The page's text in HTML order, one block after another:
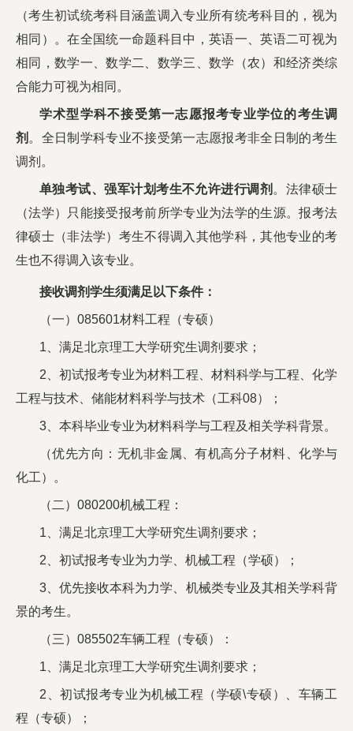
（考生初试统考科目涵盖调入专业所有统考科目的，视为
相同）。在全国统一命题科目中，英语一、英语二可视为
相同，数学一、数学二、数学三、数学（农）和经济类综
合能力可视为相同。
学术型学科不接受第一志愿报考专业学位的考生调
剂 。全日制学科专业不接受第一志愿报考非全日制的考生
调剂。
单独考试、强军计划考生不允许进行调剂 。法律硕士
（法学）只能接受报考前所学专业为法学的生源。报考法
律硕士（非法学）考生不得调入其他学科，其他专业的考
生也不得调入该专业。
接收调剂学生须满足以下条件：
（一）085601材料工程（专硕）
1、满足北京理工大学研究生调剂要求；
2、初试报考专业为材料工程、材料科学与工程、化学
工程与技术、储能材料科学与技术（工科08）；
3、本科毕业专业为材料科学与工程及相关学科背景。
（优先方向：无机非金属、有机高分子材料、化学与
化工）。
（二）080200机械工程：
1、满足北京理工大学研究生调剂要求；
2、初试报考专业为力学、机械工程（学硕）；
3、优先接收本科为力学、机械类专业及其相关学科背
景的考生。
（三）085502车辆工程（专硕）：
1、满足北京理工大学研究生调剂要求；
2、初试报考专业为机械工程（学硕\专硕）、车辆工
程（专硕）；